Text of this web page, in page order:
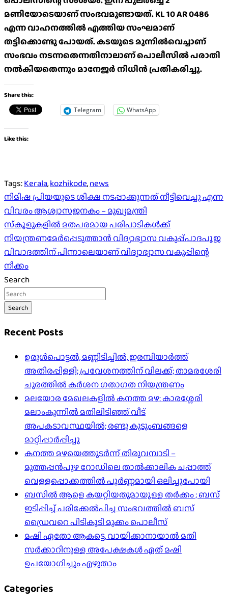
മണിയോടെയാണ് സംഭവമുണ്ടായത്. KL 10 AR 0486
എന്ന വാഹനത്തിൽ എത്തിയ സംഘമാണ്
തട്ടിക്കൊണ്ടു പോയത്. കടയുടെ മുന്നിൽവെച്ചാണ്
സംഭവം നടന്നതെന്നതിനാലാണ് പൊലീസിൽ പരാതി
നൽകിയതെന്നും മാനേജർ നിധിൻ പ്രതികരിച്ചു.
Share this:
Telegram WhatsApp
Like this:
Tags:Kerala,kozhikode,news
Post
navigation
നിമിഷ പ്രിയയുടെ ശിക്ഷ നടപ്പാക്കുന്നത് നീട്ടിവെച്ചു എന്ന
വിവരം ആശ്വാസജനകം – മുഖ്യമന്ത്രി
സ്‌കൂളുകളിൽ മതപരമായ പരിപാടികൾക്ക്
നിയന്ത്രണമേർപ്പെടുത്താൻ വിദ്യാഭ്യാസ വകുപ്പ്പാദപൂജ
വിവാദത്തിന് പിന്നാലെയാണ് വിദ്യാഭ്യാസ വകുപ്പിന്റെ
നീക്കം
Search
Search
Recent Posts
ഉരുൾപൊട്ടൽ, മണ്ണിടിച്ചിൽ, ഇരമ്പിയാര്‍ത്ത്
അതിരപ്പിള്ളി; പ്രവേശനത്തിന് വിലക്ക്; താമരശേരി
ചുരത്തില്‍ കര്‍ശന ഗതാഗത നിയന്ത്രണം
മലയോര മേഖലകളിൽ കനത്ത മഴ: കാരശ്ശേരി
മലാംകുന്നിൽ മതിലിടിഞ്ഞ് വീട്
അപകടാവസ്ഥയിൽ; രണ്ടു കുടുംബങ്ങളെ
മാറ്റിപ്പാർപ്പിച്ചു
കനത്ത മഴയെത്തുടർന്ന് തിരുവമ്പാടി –
മുത്തപ്പൻപുഴ റോഡിലെ താൽക്കാലിക ചപ്പാത്ത്
വെള്ളപ്പൊക്കത്തിൽ പൂർണ്ണമായി ഒലിച്ചുപോയി
ബസിൽ ആളെ കയറ്റിയതുമായുള്ള തർക്കം ; ബസ്
ഇടിപ്പിച്ച് പരിക്കേൽപിച്ച സംഭവത്തിൽ ബസ്
ഡ്രൈവറെ പിടികൂടി മുക്കം പൊലീസ്
മഷി ഏതോ ആകട്ടെ, വായിക്കാനായാൽ മതി​
സർക്കാറിനുള്ള അപേക്ഷകൾ ഏത് മഷി
ഉപയോഗിച്ചും എഴുതാം
Categories